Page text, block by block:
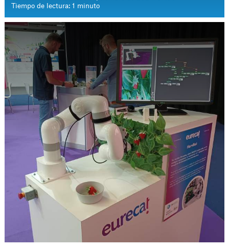
Tiempo de lectura: 1 minuto